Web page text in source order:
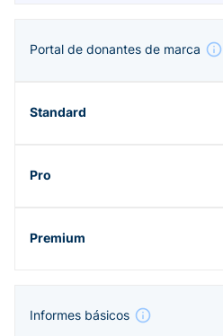
Portal de donantes de marca
Informes básicos